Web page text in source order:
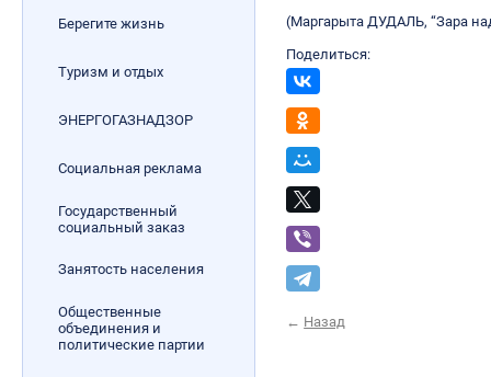
Берегите жизнь
Туризм и отдых
ЭНЕРГОГАЗНАДЗОР
Социальная реклама
Государственный
социальный заказ
Занятость населения
Общественные
объединения и
политические партии
(Маргарыта ДУДАЛЬ, “Зара
Поделиться:
← Назад